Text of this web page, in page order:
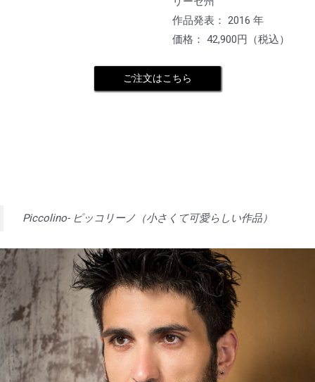
作品発表： 2016 年
価格： 42,900円（税込）
ご注文はこちら
Piccolino- ピッコリーノ（小さくて可愛らしい作品）